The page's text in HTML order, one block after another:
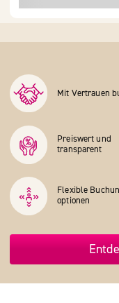
Mit Vertrauen
Preiswert und
transparent
Flexible
optionen